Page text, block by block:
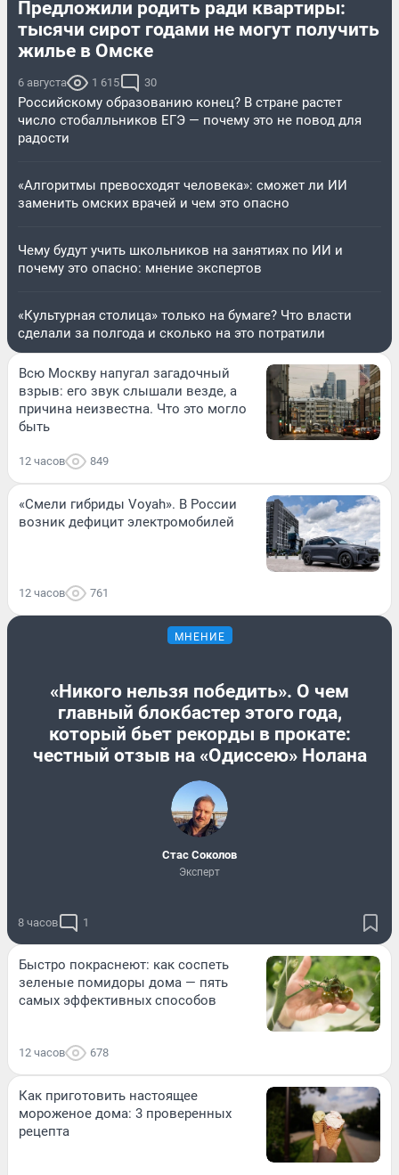
Предложили родить ради квартиры:
тысячи сирот годами не могут получить
жилье в Омске
6 августа 1 615 30
Российскому образованию конец? В стране растет
число стобалльников ЕГЭ — почему это не повод для
радости
«Алгоритмы превосходят человека»: сможет ли ИИ
заменить омских врачей и чем это опасно
Чему будут учить школьников на занятиях по ИИ и
почему это опасно: мнение экспертов
«Культурная столица» только на бумаге? Что власти
сделали за полгода и сколько на это потратили
Всю Москву напугал загадочный
взрыв: его звук слышали везде, а
причина неизвестна. Что это могло
быть
12 часов 849
«Смели гибриды Voyah». В России
возник дефицит электромобилей
12 часов 761
МНЕНИЕ
«Никого нельзя победить». О чем
главный блокбастер этого года,
который бьет рекорды в прокате:
честный отзыв на «Одиссею» Нолана
Стас Соколов
Эксперт
8 часов 1
Быстро покраснеют: как соспеть
зеленые помидоры дома — пять
самых эффективных способов
12 часов 678
Как приготовить настоящее
мороженое дома: 3 проверенных
рецепта